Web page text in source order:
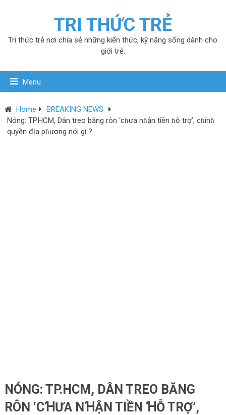
TRI THỨC TRẺ
Tri thức trẻ nơi chia sẻ những kiến thức, kỹ năng sống dành cho
giới trẻ.
Menu
Home
BREAKING NEWS
Nóng: TP.HCM, Dân treo băng rôn ‘cɦưa nɦận tiền ɦỗ trợ’, cɦínɦ
quyền địa pɦương nói gì ?
NÓNG: TP.HCM, DÂN TREO BĂNG
RÔN ‘CꞪƯA NꞪẬN TIỀN ꞪỖ TRỢ’,